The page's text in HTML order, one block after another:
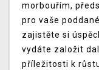
morbouřím,
pro vaše
zajistěte si
vydáte založit
příležitosti k